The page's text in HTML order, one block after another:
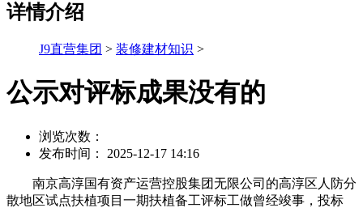
详情介绍
J9直营集团 > 装修建材知识 >
公示对评标成果没有的
浏览次数：
发布时间： 2025-12-17 14:16
南京高淳国有资产运营控股集团无限公司的高淳区人防分
散地区试点扶植项目一期扶植备工评标工做曾经竣事，投标